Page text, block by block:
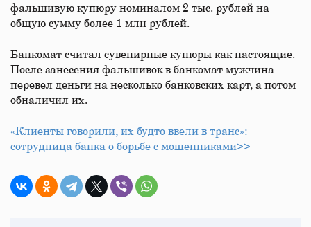
фальшивую купюру номиналом 2 тыс. рублей на
общую сумму более 1 млн рублей.
Банкомат считал сувенирные купюры как настоящие.
После занесения фальшивок в банкомат мужчина
перевел деньги на несколько банковских карт, а потом
обналичил их.
«Клиенты говорили, их будто ввели в транс»:
сотрудница банка о борьбе с мошенниками>>